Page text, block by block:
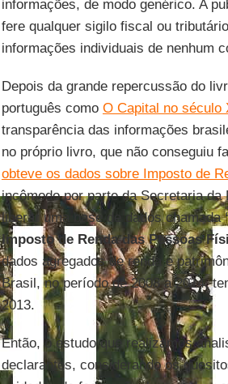
informações, de modo genérico. A
fere qualquer sigilo fiscal ou
informações individuais de nenhum
Depois da grande repercussão do
português como O Capital no século
transparência das informações
no próprio livro, que não conseguiu
obteve os dados sobre Imposto de
incômodo por parte da Secretaria
liberar uma base de dados chamada
Imposto de Renda das Pessoas
dados agregados de renda e
Brasil, no período de 2008 a 2014,
2013.
Então, o estudo que realizamos
declarantes, considerando os